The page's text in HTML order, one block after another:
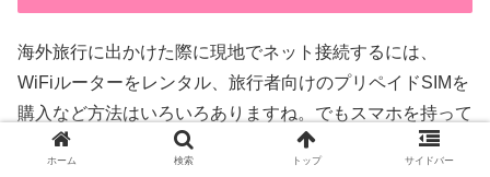
海外旅行に出かけた際に現地でネット接続するには、
WiFiルーターをレンタル、旅行者向けのプリペイドSIMを
購入など方法はいろいろありますね。でもスマホを持って
行くだけでそのまま使えるならそれに越したことはありま
ホーム 検索 トップ サイドバー